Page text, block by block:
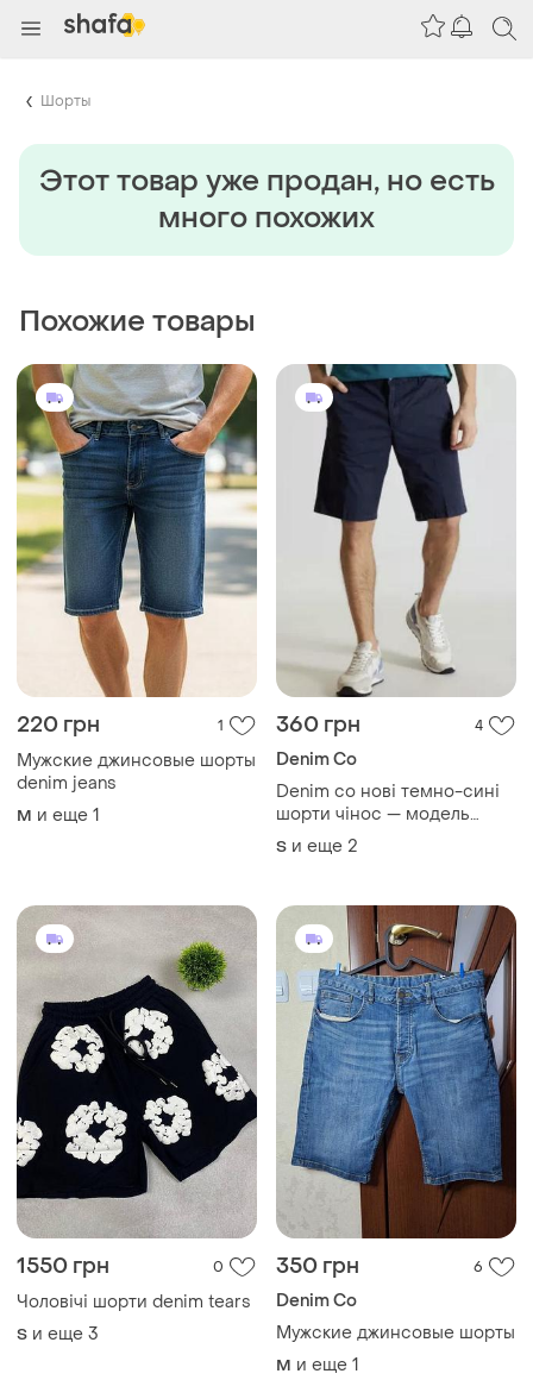
Шорты
Этот товар уже продан, но есть
много похожих
Похожие товары
220 грн 1
Мужские джинсовые шорты
denim jeans
M и еще 1
360 грн 4
Denim Co
Denim co нові темно-сині
шорти чінос — модель
chino straight
S и еще 2
1550 грн 0
Чоловічі шорти denim tears
S и еще 3
350 грн 6
Denim Co
Мужские джинсовые шорты
M и еще 1